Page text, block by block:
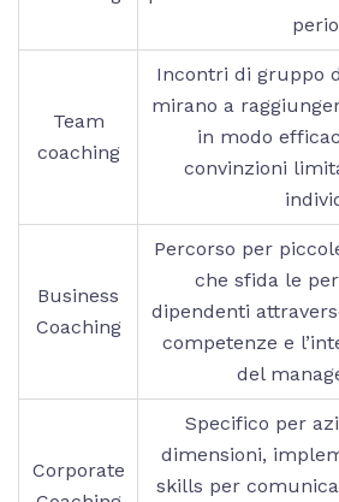
Team
coaching
Incontri di gruppo
mirano a
in modo
convinzioni
Business
Coaching
Percorso per
che sfida le
dipendenti
competenze e
del
Corporate
Specifico per
dimensioni,
skills per